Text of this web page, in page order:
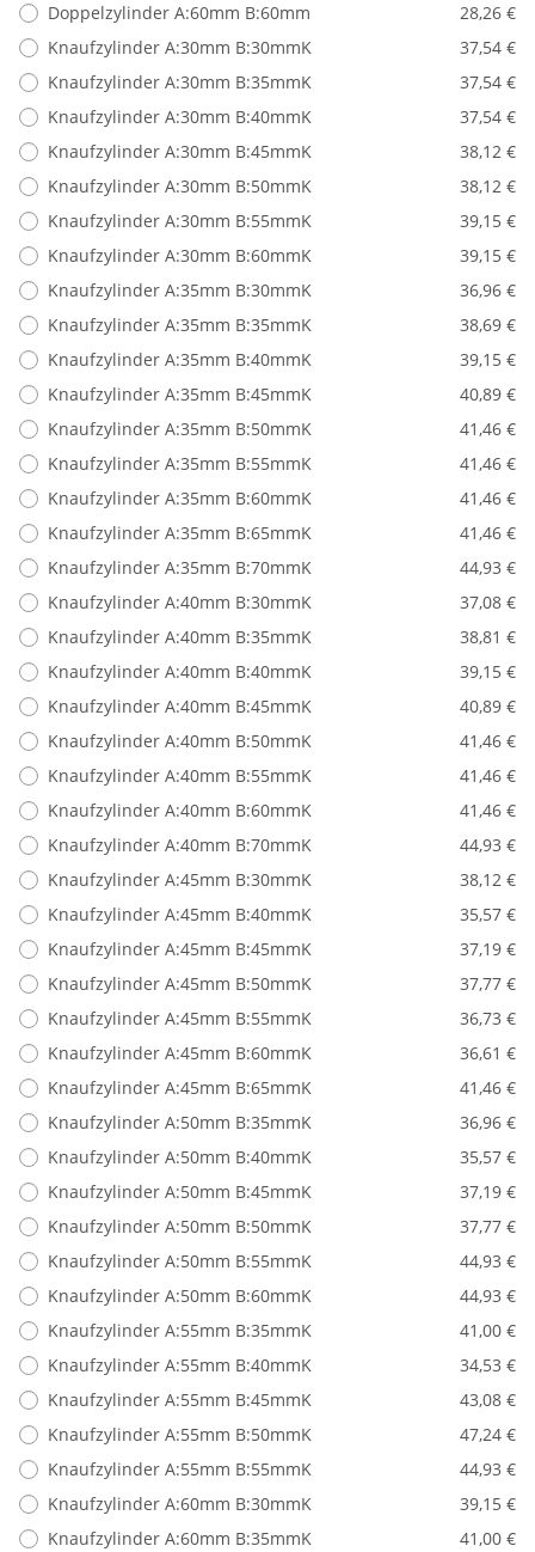
Doppelzylinder A:60mm B:60mm
28,26 €
Knaufzylinder A:30mm B:30mmK
37,54 €
Knaufzylinder A:30mm B:35mmK
37,54 €
Knaufzylinder A:30mm B:40mmK
37,54 €
Knaufzylinder A:30mm B:45mmK
38,12 €
Knaufzylinder A:30mm B:50mmK
38,12 €
Knaufzylinder A:30mm B:55mmK
39,15 €
Knaufzylinder A:30mm B:60mmK
39,15 €
Knaufzylinder A:35mm B:30mmK
36,96 €
Knaufzylinder A:35mm B:35mmK
38,69 €
Knaufzylinder A:35mm B:40mmK
39,15 €
Knaufzylinder A:35mm B:45mmK
40,89 €
Knaufzylinder A:35mm B:50mmK
41,46 €
Knaufzylinder A:35mm B:55mmK
41,46 €
Knaufzylinder A:35mm B:60mmK
41,46 €
Knaufzylinder A:35mm B:65mmK
41,46 €
Knaufzylinder A:35mm B:70mmK
44,93 €
Knaufzylinder A:40mm B:30mmK
37,08 €
Knaufzylinder A:40mm B:35mmK
38,81 €
Knaufzylinder A:40mm B:40mmK
39,15 €
Knaufzylinder A:40mm B:45mmK
40,89 €
Knaufzylinder A:40mm B:50mmK
41,46 €
Knaufzylinder A:40mm B:55mmK
41,46 €
Knaufzylinder A:40mm B:60mmK
41,46 €
Knaufzylinder A:40mm B:70mmK
44,93 €
Knaufzylinder A:45mm B:30mmK
38,12 €
Knaufzylinder A:45mm B:40mmK
35,57 €
Knaufzylinder A:45mm B:45mmK
37,19 €
Knaufzylinder A:45mm B:50mmK
37,77 €
Knaufzylinder A:45mm B:55mmK
36,73 €
Knaufzylinder A:45mm B:60mmK
36,61 €
Knaufzylinder A:45mm B:65mmK
41,46 €
Knaufzylinder A:50mm B:35mmK
36,96 €
Knaufzylinder A:50mm B:40mmK
35,57 €
Knaufzylinder A:50mm B:45mmK
37,19 €
Knaufzylinder A:50mm B:50mmK
37,77 €
Knaufzylinder A:50mm B:55mmK
44,93 €
Knaufzylinder A:50mm B:60mmK
44,93 €
Knaufzylinder A:55mm B:35mmK
41,00 €
Knaufzylinder A:55mm B:40mmK
34,53 €
Knaufzylinder A:55mm B:45mmK
43,08 €
Knaufzylinder A:55mm B:50mmK
47,24 €
Knaufzylinder A:55mm B:55mmK
44,93 €
Knaufzylinder A:60mm B:30mmK
39,15 €
Knaufzylinder A:60mm B:35mmK
41,00 €